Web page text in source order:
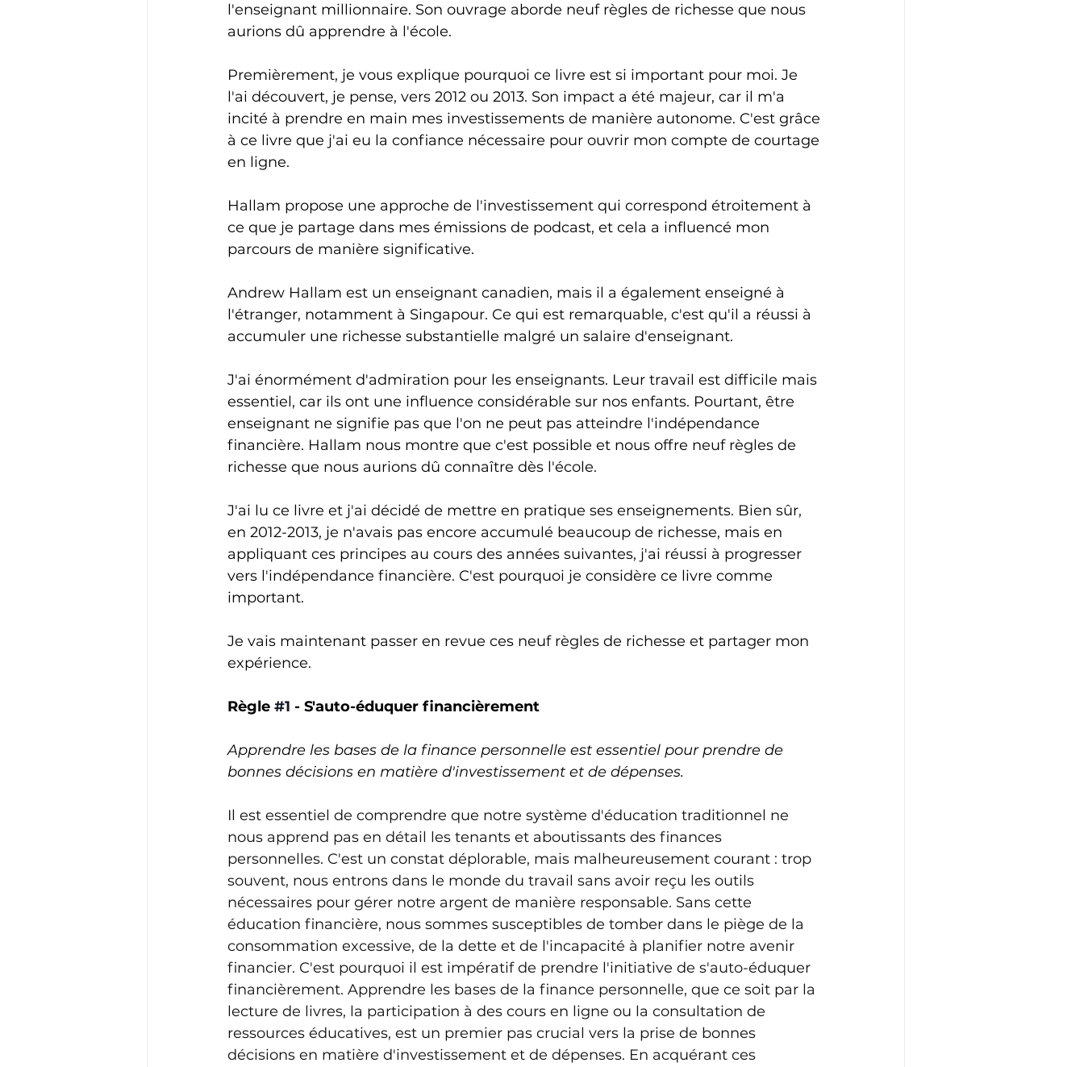
l'enseignant millionnaire. Son ouvrage aborde neuf règles de richesse que nous
aurions dû apprendre à l'école.
Premièrement, je vous explique pourquoi ce livre est si important pour moi. Je
l'ai découvert, je pense, vers 2012 ou 2013. Son impact a été majeur, car il m'a
incité à prendre en main mes investissements de manière autonome. C'est grâce
à ce livre que j'ai eu la confiance nécessaire pour ouvrir mon compte de courtage
en ligne.
Hallam propose une approche de l'investissement qui correspond étroitement à
ce que je partage dans mes émissions de podcast, et cela a influencé mon
parcours de manière significative.
Andrew Hallam est un enseignant canadien, mais il a également enseigné à
l'étranger, notamment à Singapour. Ce qui est remarquable, c'est qu'il a réussi à
accumuler une richesse substantielle malgré un salaire d'enseignant.
J'ai énormément d'admiration pour les enseignants. Leur travail est difficile mais
essentiel, car ils ont une influence considérable sur nos enfants. Pourtant, être
enseignant ne signifie pas que l'on ne peut pas atteindre l'indépendance
financière. Hallam nous montre que c'est possible et nous offre neuf règles de
richesse que nous aurions dû connaître dès l'école.
J'ai lu ce livre et j'ai décidé de mettre en pratique ses enseignements. Bien sûr,
en 2012-2013, je n'avais pas encore accumulé beaucoup de richesse, mais en
appliquant ces principes au cours des années suivantes, j'ai réussi à progresser
vers l'indépendance financière. C'est pourquoi je considère ce livre comme
important.
Je vais maintenant passer en revue ces neuf règles de richesse et partager mon
expérience.
Règle #1 - S'auto-éduquer financièrement
Apprendre les bases de la finance personnelle est essentiel pour prendre de
bonnes décisions en matière d'investissement et de dépenses.
Il est essentiel de comprendre que notre système d'éducation traditionnel ne
nous apprend pas en détail les tenants et aboutissants des finances
personnelles. C'est un constat déplorable, mais malheureusement courant : trop
souvent, nous entrons dans le monde du travail sans avoir reçu les outils
nécessaires pour gérer notre argent de manière responsable. Sans cette
éducation financière, nous sommes susceptibles de tomber dans le piège de la
consommation excessive, de la dette et de l'incapacité à planifier notre avenir
financier. C'est pourquoi il est impératif de prendre l'initiative de s'auto-éduquer
financièrement. Apprendre les bases de la finance personnelle, que ce soit par la
lecture de livres, la participation à des cours en ligne ou la consultation de
ressources éducatives, est un premier pas crucial vers la prise de bonnes
décisions en matière d'investissement et de dépenses. En acquérant ces